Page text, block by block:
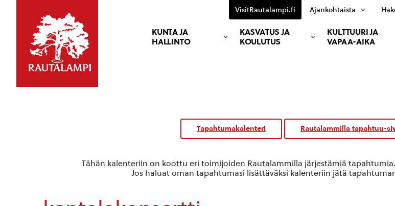
KUNTA JA
HALLINTO
KASVATUS JA
KOULUTUS
KULTTUURI JA
VAPAA-AIKA
VisitRautalampi.fi Ajankohtaista
Tapahtumakalenteri Rautalammilla tapahtuu-
Tähän kalenteriin on koottu eri toimijoiden Rautalammilla järjestämiä
Jos haluat oman tapahtumasi lisättäväksi kalenteriin jätä